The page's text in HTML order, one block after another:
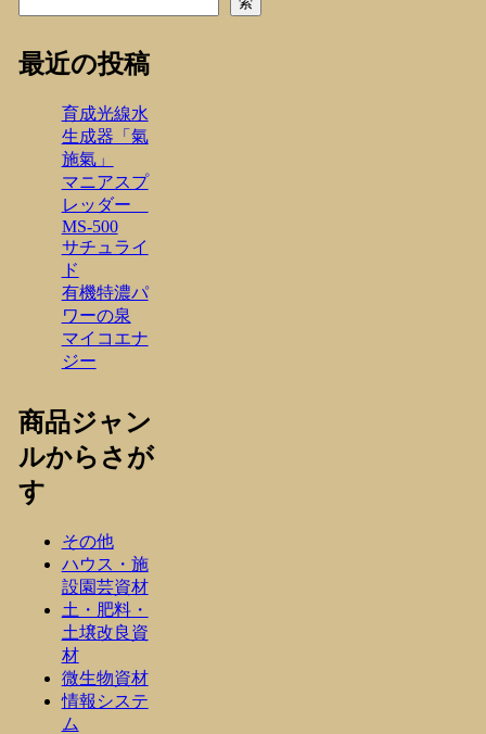
最近の投稿
育成光線水
生成器「氣
施氣」
マニアスプ
レッダー
MS-500
サチュライ
ド
有機特濃パ
ワーの泉
マイコエナ
ジー
商品ジャン
ルからさが
す
その他
ハウス・施
設園芸資材
土・肥料・
土壌改良資
材
微生物資材
情報システ
ム